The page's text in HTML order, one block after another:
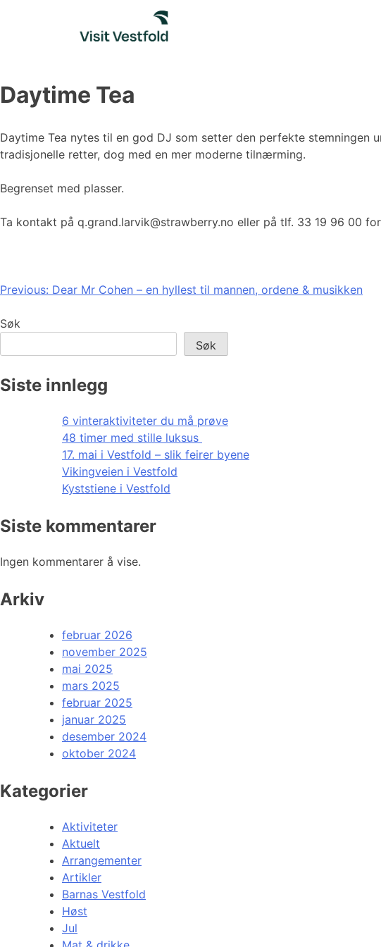
Daytime Tea
Daytime Tea nytes til en god DJ som setter den perfekte stemningen
tradisjonelle retter, dog med en mer moderne tilnærming.
Begrenset med plasser.
Ta kontakt på q.grand.larvik@strawberry.no eller på tlf. 33 19 96 00
Innleggsnavigasjon
Previous: Dear Mr Cohen – en hyllest til mannen, ordene & musikken
Søk
Søk
Siste innlegg
6 vinteraktiviteter du må prøve
48 timer med stille luksus
17. mai i Vestfold – slik feirer byene
Vikingveien i Vestfold
Kyststiene i Vestfold
Siste kommentarer
Ingen kommentarer å vise.
Arkiv
februar 2026
november 2025
mai 2025
mars 2025
februar 2025
januar 2025
desember 2024
oktober 2024
Kategorier
Aktiviteter
Aktuelt
Arrangementer
Artikler
Barnas Vestfold
Høst
Jul